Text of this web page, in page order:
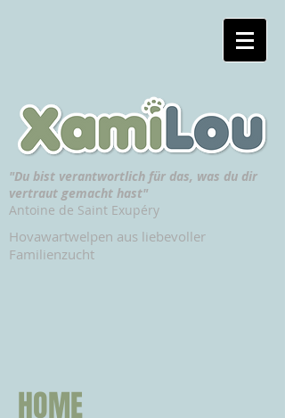
Hovawartwelpen aus liebevoller
Familienzucht
"Du bist verantwortlich für das, was du dir
vertraut gemacht hast"
Antoine de Saint Exupéry
HOME